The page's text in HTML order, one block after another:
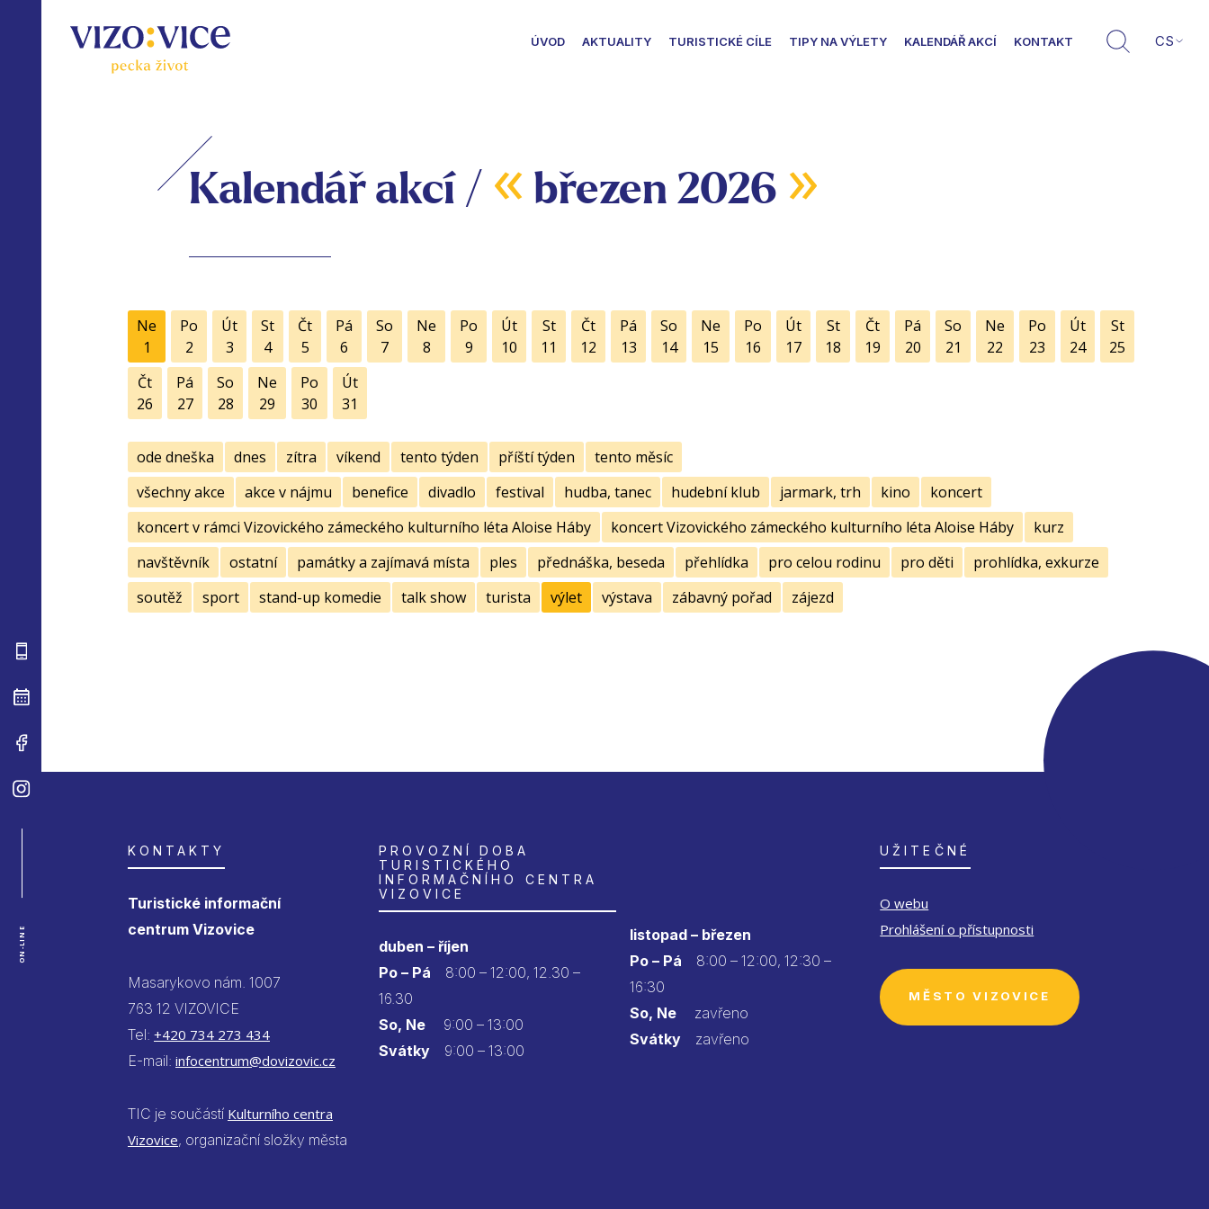
ÚVOD AKTUALITY TURISTICKÉ CÍLE TIPY NA VÝLETY KALENDÁŘ AKCÍ KONTAKT CS
ON-LINE
Kalendář akcí / « březen 2026 »
Ne
1
Po
2
Út
3
St
4
Čt
5
Pá
6
So
7
Ne
8
Po
9
Út
10
St
11
Čt
12
Pá
13
So
14
Ne
15
Po
16
Út
17
St
18
Čt
19
Pá
20
So
21
Ne
22
Po
23
Út
24
St
25
Čt
26
Pá
27
So
28
Ne
29
Po
30
Út
31
ode dneška dnes zítra víkend tento týden příští týden
tento měsíc
všechny akce
akce v nájmu benefice divadlo festival hudba, tanec hudební klub jarmark, trh kino
koncert
koncert v rámci Vizovického zámeckého kulturního léta Aloise Háby
koncert Vizovického zámeckého kulturního léta Aloise Háby
kurz
navštěvník
ostatní památky a zajímavá místa ples přednáška, beseda přehlídka pro celou rodinu pro děti
prohlídka, exkurze
soutěž
sport stand-up komedie talk show turista výlet výstava zábavný pořad zájezd
KONTAKTY
Turistické informační
centrum Vizovice
Masarykovo nám. 1007
763 12 VIZOVICE
Tel: +420 734 273 434
E-mail: infocentrum@dovizovic.cz
TIC je součástí Kulturního centra
Vizovice, organizační složky města
PROVOZNÍ DOBA
TURISTICKÉHO
INFORMAČNÍHO CENTRA
VIZOVICE
duben – říjen
Po – Pá
8:00 – 12:00, 12.30 –
16.30
So, Ne9:00 – 13:00
Svátky9:00 – 13:00
listopad – březen
Po – Pá 8:00 – 12:00, 12:30 –
16:30
So, Nezavřeno
Svátkyzavřeno
UŽITEČNÉ
O webu
Prohlášení o přístupnosti
MĚSTO VIZOVICE